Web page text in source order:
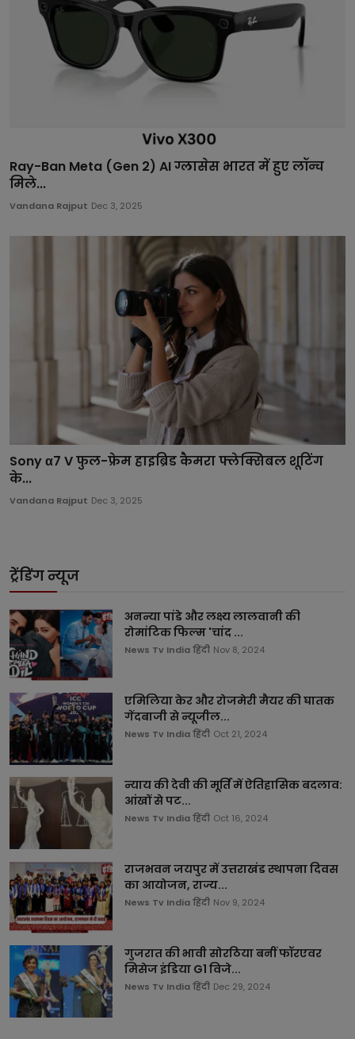
Ray-Ban Meta (Gen 2) AI ग्लासेस भारत में हुए लॉन्च
मिले...
Vandana Rajput Dec 3, 2025
Sony α7 V फुल-फ्रेम हाइब्रिड कैमरा फ्लेक्सिबल शूटिंग
के...
Vandana Rajput Dec 3, 2025
ट्रेंडिंग न्यूज
अनन्या पांडे और लक्ष्य लालवानी की
रोमांटिक फिल्म 'चांद ...
News Tv India हिंदी Nov 8, 2024
एमिलिया केर और रोजमेरी मैयर की घातक
गेंदबाजी से न्यूजील...
News Tv India हिंदी Oct 21, 2024
न्याय की देवी की मूर्ति में ऐतिहासिक बदलाव:
आंखों से पट...
News Tv India हिंदी Oct 16, 2024
राजभवन जयपुर में उत्तराखंड स्थापना दिवस
का आयोजन, राज्य...
News Tv India हिंदी Nov 9, 2024
गुजरात की भावी सोरठिया बनीं फॉरएवर
मिसेज इंडिया G1 विजे...
News Tv India हिंदी Dec 29, 2024